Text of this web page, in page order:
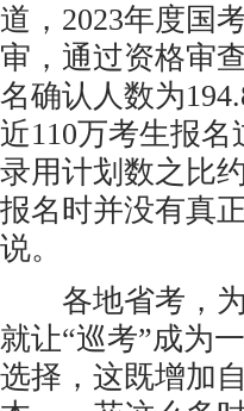
道，2023年度国
审，通过资格审
名确认人数为
近110万考生报
录用计划数之比
报名时并没有真
说。
各地省考，为
就让“巡考”成为
选择，这既增加